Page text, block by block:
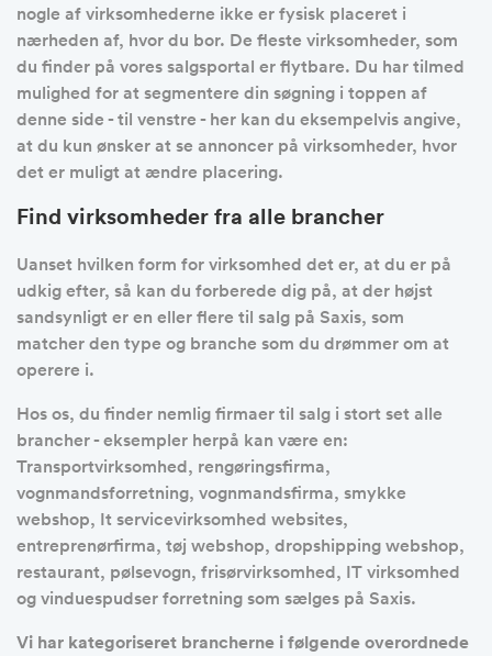
nogle af virksomhederne ikke er fysisk placeret i
nærheden af, hvor du bor. De fleste virksomheder, som
du finder på vores salgsportal er flytbare. Du har tilmed
mulighed for at segmentere din søgning i toppen af
denne side - til venstre - her kan du eksempelvis angive,
at du kun ønsker at se annoncer på virksomheder, hvor
det er muligt at ændre placering.
Find virksomheder fra alle brancher
Uanset hvilken form for virksomhed det er, at du er på
udkig efter, så kan du forberede dig på, at der højst
sandsynligt er en eller flere til salg på Saxis, som
matcher den type og branche som du drømmer om at
operere i.
Hos os, du finder nemlig firmaer til salg i stort set alle
brancher - eksempler herpå kan være en:
Transportvirksomhed, rengøringsfirma,
vognmandsforretning, vognmandsfirma, smykke
webshop, It servicevirksomhed websites,
entreprenørfirma, tøj webshop, dropshipping webshop,
restaurant, pølsevogn, frisørvirksomhed, IT virksomhed
og vinduespudser forretning som sælges på Saxis.
Vi har kategoriseret brancherne i følgende overordnede